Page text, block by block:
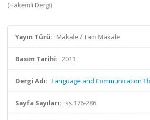
(Hakemli Dergi)
Yayın Türü: Makale / Tam Makale
Basım Tarihi: 2011
Dergi Adı: Language and Communication
Sayfa Sayıları: ss.176-286